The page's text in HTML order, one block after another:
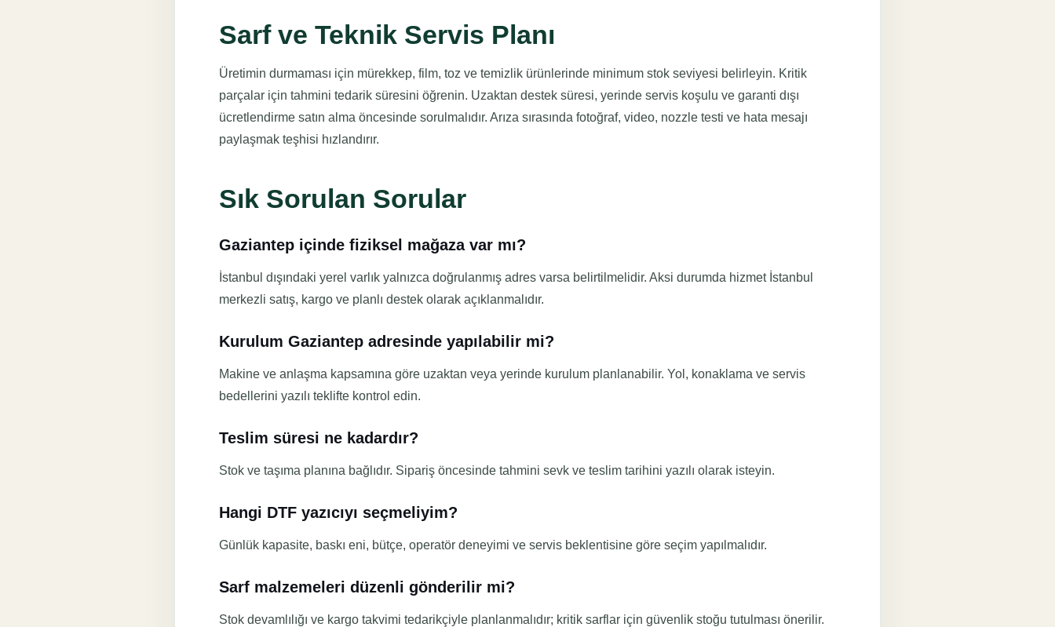
Sarf ve Teknik Servis Planı
Üretimin durmaması için mürekkep, film, toz ve temizlik ürünlerinde minimum stok seviyesi belirleyin. Kritik
parçalar için tahmini tedarik süresini öğrenin. Uzaktan destek süresi, yerinde servis koşulu ve garanti dışı
ücretlendirme satın alma öncesinde sorulmalıdır. Arıza sırasında fotoğraf, video, nozzle testi ve hata mesajı
paylaşmak teşhisi hızlandırır.
Sık Sorulan Sorular
Gaziantep içinde fiziksel mağaza var mı?
İstanbul dışındaki yerel varlık yalnızca doğrulanmış adres varsa belirtilmelidir. Aksi durumda hizmet İstanbul
merkezli satış, kargo ve planlı destek olarak açıklanmalıdır.
Kurulum Gaziantep adresinde yapılabilir mi?
Makine ve anlaşma kapsamına göre uzaktan veya yerinde kurulum planlanabilir. Yol, konaklama ve servis
bedellerini yazılı teklifte kontrol edin.
Teslim süresi ne kadardır?
Stok ve taşıma planına bağlıdır. Sipariş öncesinde tahmini sevk ve teslim tarihini yazılı olarak isteyin.
Hangi DTF yazıcıyı seçmeliyim?
Günlük kapasite, baskı eni, bütçe, operatör deneyimi ve servis beklentisine göre seçim yapılmalıdır.
Sarf malzemeleri düzenli gönderilir mi?
Stok devamlılığı ve kargo takvimi tedarikçiyle planlanmalıdır; kritik sarflar için güvenlik stoğu tutulması önerilir.